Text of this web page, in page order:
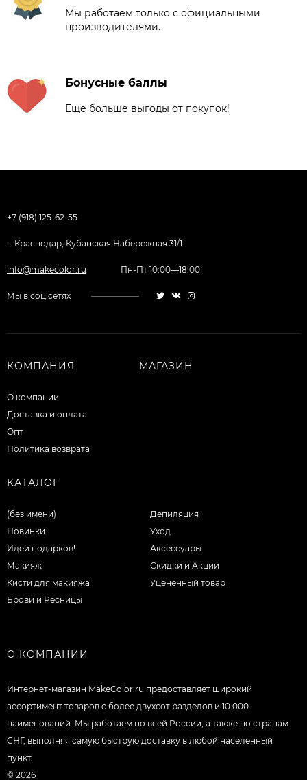
Мы работаем только с официальными
производителями.
Бонусные баллы
Еще больше выгоды от покупок!
+7 (918) 125-62-55
г. Краснодар, Кубанская Набережная 31/1
info@makecolor.ru Пн-Пт 10:00—18:00
Мы в соц.сетях
КОМПАНИЯ
О компании
Доставка и оплата
Опт
Политика возврата
МАГАЗИН
КАТАЛОГ
(без имени)
Новинки
Идеи подарков!
Макияж
Кисти для макияжа
Брови и Ресницы
Депиляция
Уход
Аксессуары
Скидки и Акции
Уцененный товар
О КОМПАНИИ
Интернет-магазин MakeColor.ru предоставляет широкий
ассортимент товаров c более двухсот разделов и 10.000
наименований. Мы работаем по всей России, а также по странам
СНГ, выполняя самую быструю доставку в любой населенный
пункт.
© 2026